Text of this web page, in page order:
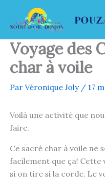
contenu
Voyage des
char à voile
Par Véronique Joly / 17
Voilà une activité que
faire.
Ce sacré char à voile ne
facilement que ça! Cette
si on tire si la corde. Le